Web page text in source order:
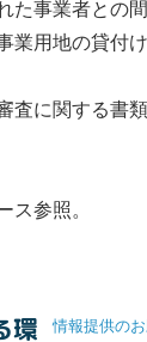
た事業者との
業用地の貸付け
査に関する書
ス参照。
情報提供の
環